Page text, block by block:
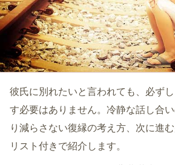
彼氏に別れたいと言われても、必ず
す必要はありません。冷静な話し合
り減らさない復縁の考え方、次に進
リスト付きで紹介します。